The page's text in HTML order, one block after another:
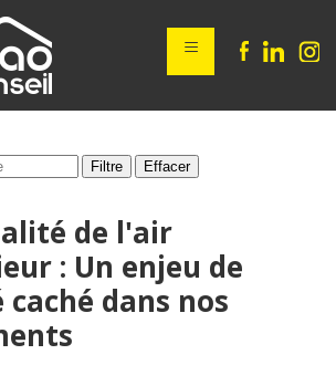
≡
Filtre Effacer
de l'air
: Un enjeu de
caché dans nos